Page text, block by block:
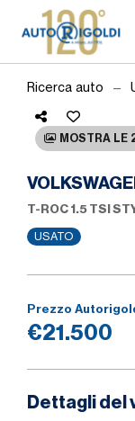
Ricerca auto
MOSTRA LE
T-ROC 1.5 TSI
USATO
Prezzo
€21.500
Dettagli del